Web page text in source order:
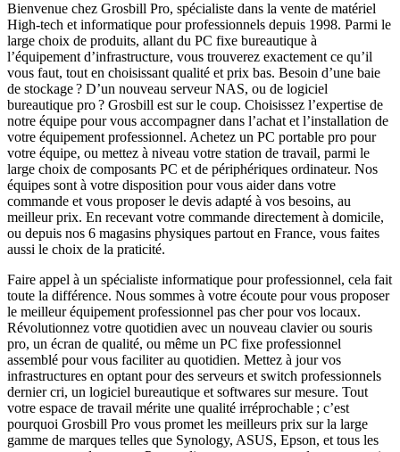
Bienvenue chez Grosbill Pro, spécialiste dans la vente de matériel
High-tech et informatique pour professionnels depuis 1998. Parmi le
large choix de produits, allant du PC fixe bureautique à
l’équipement d’infrastructure, vous trouverez exactement ce qu’il
vous faut, tout en choisissant qualité et prix bas. Besoin d’une baie
de stockage ? D’un nouveau serveur NAS, ou de logiciel
bureautique pro ? Grosbill est sur le coup. Choisissez l’expertise de
notre équipe pour vous accompagner dans l’achat et l’installation de
votre équipement professionnel. Achetez un PC portable pro pour
votre équipe, ou mettez à niveau votre station de travail, parmi le
large choix de composants PC et de périphériques ordinateur. Nos
équipes sont à votre disposition pour vous aider dans votre
commande et vous proposer le devis adapté à vos besoins, au
meilleur prix. En recevant votre commande directement à domicile,
ou depuis nos 6 magasins physiques partout en France, vous faites
aussi le choix de la praticité.
Faire appel à un spécialiste informatique pour professionnel, cela fait
toute la différence. Nous sommes à votre écoute pour vous proposer
le meilleur équipement professionnel pas cher pour vos locaux.
Révolutionnez votre quotidien avec un nouveau clavier ou souris
pro, un écran de qualité, ou même un PC fixe professionnel
assemblé pour vous faciliter au quotidien. Mettez à jour vos
infrastructures en optant pour des serveurs et switch professionnels
dernier cri, un logiciel bureautique et softwares sur mesure. Tout
votre espace de travail mérite une qualité irréprochable ; c’est
pourquoi Grosbill Pro vous promet les meilleurs prix sur la large
gamme de marques telles que Synology, ASUS, Epson, et tous les